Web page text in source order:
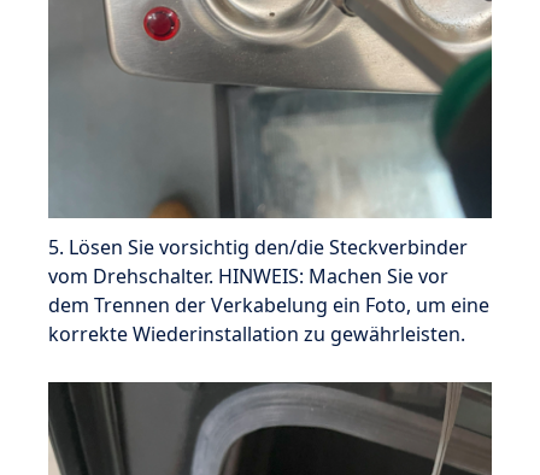
5. Lösen Sie vorsichtig den/die Steckverbinder
vom Drehschalter. HINWEIS: Machen Sie vor
dem Trennen der Verkabelung ein Foto, um eine
korrekte Wiederinstallation zu gewährleisten.